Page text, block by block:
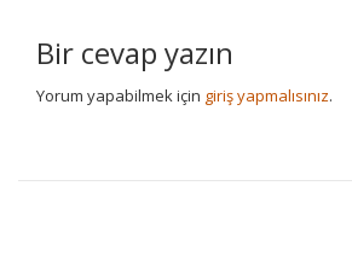
Bir cevap yazın
Yorum yapabilmek için giriş yapmalısınız.